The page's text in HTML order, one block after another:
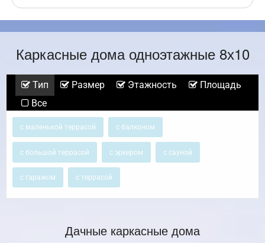
Каркасные дома одноэтажные 8х10
Тип Размер Этажность
Площадь
Все
с маленькой террасой с балконом
с большой террасой с эркером с сауной
с гаражом с террасой
Дачные каркасные дома